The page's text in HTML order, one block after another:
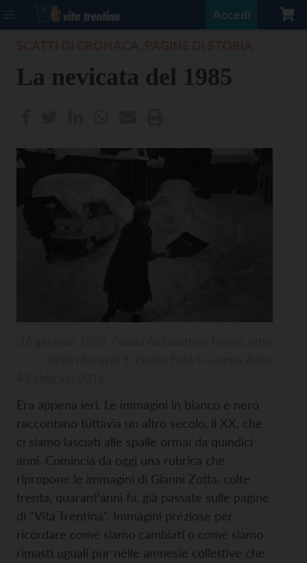
Accedi
La nevicata del 1985
Era appena ieri. Le immagini in bianco e nero
raccontano tuttavia un altro secolo, il XX, che
ci siamo lasciati alle spalle ormai da quindici
anni. Comincia da oggi una rubrica che
ripropone le immagini di Gianni Zotta, colte
trenta, quarant’anni fa, già passate sulle pagine
di “Vita Trentina”. Immagini preziose per
ricordare come siamo cambiati o come siamo
rimasti uguali pur nelle amnesie collettive che